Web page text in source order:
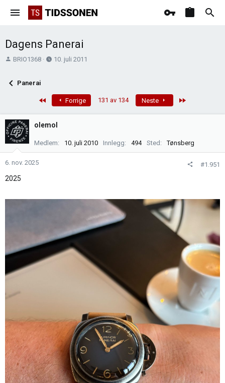
Dagens Panerai
T
å
a
r
t
r
BRIO1368
O
e
10. juli 2011
Panerai
Forrige 131 av 134 Neste
olemol
Medlem 10. juli 2010 Innlegg 494 Sted Tønsberg
6. nov. 2025 #1.951
2025